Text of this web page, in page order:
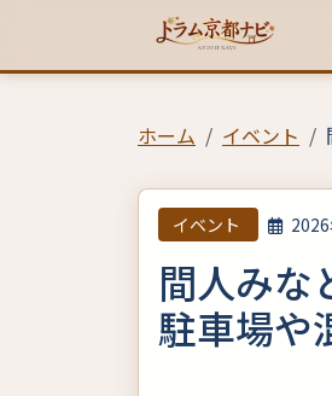
ホーム イベント
イベント
間人みな
駐車場や